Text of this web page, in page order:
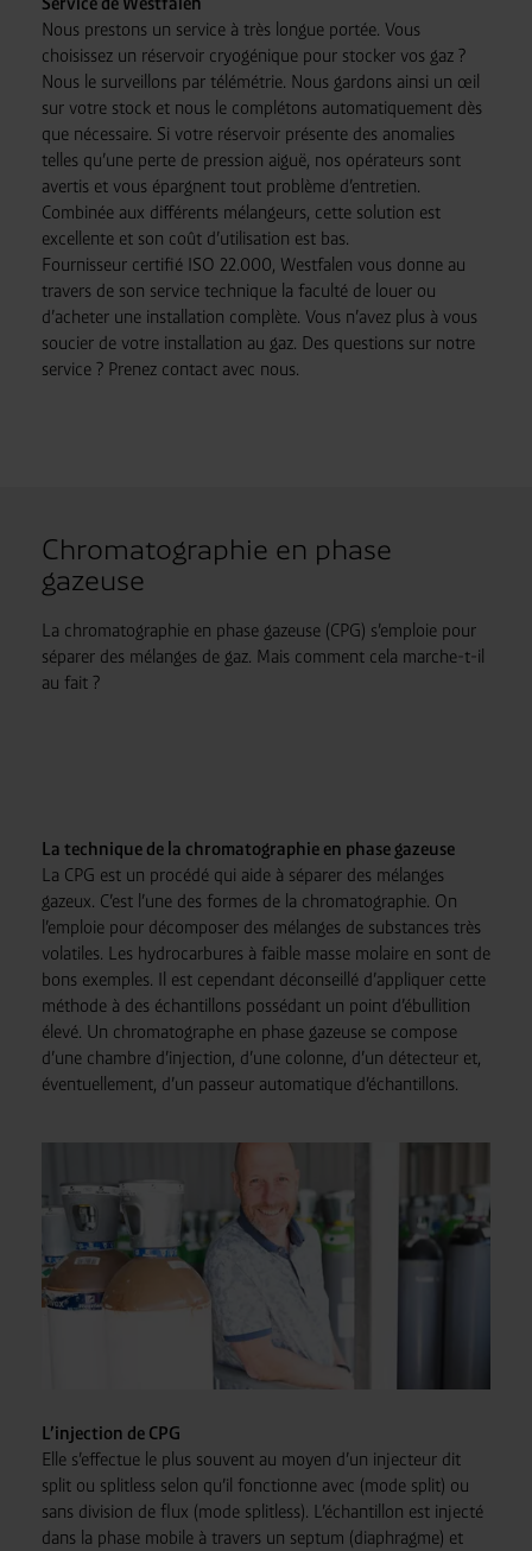
Nous prestons un service à très longue portée. Vous
choisissez un réservoir cryogénique pour stocker vos gaz ?
Nous le surveillons par télémétrie. Nous gardons ainsi un œil
sur votre stock et nous le complétons automatiquement dès
que nécessaire. Si votre réservoir présente des anomalies
telles qu’une perte de pression aiguë, nos opérateurs sont
avertis et vous épargnent tout problème d’entretien.
Combinée aux différents mélangeurs, cette solution est
excellente et son coût d’utilisation est bas.
Fournisseur certifié ISO 22.000, Westfalen vous donne au
travers de son service technique la faculté de louer ou
d’acheter une installation complète. Vous n’avez plus à vous
soucier de votre installation au gaz. Des questions sur notre
service ? Prenez contact avec nous.
Chromatographie en phase
gazeuse
La chromatographie en phase gazeuse (CPG) s’emploie pour
séparer des mélanges de gaz. Mais comment cela marche-t-il
au fait ?
La technique de la chromatographie en phase gazeuse
La CPG est un procédé qui aide à séparer des mélanges
gazeux. C’est l’une des formes de la chromatographie. On
l’emploie pour décomposer des mélanges de substances très
volatiles. Les hydrocarbures à faible masse molaire en sont de
bons exemples. Il est cependant déconseillé d’appliquer cette
méthode à des échantillons possédant un point d’ébullition
élevé. Un chromatographe en phase gazeuse se compose
d’une chambre d’injection, d’une colonne, d’un détecteur et,
éventuellement, d’un passeur automatique d’échantillons.
L’injection de CPG
Elle s’effectue le plus souvent au moyen d’un injecteur dit
split ou splitless selon qu’il fonctionne avec (mode split) ou
sans division de flux (mode splitless). L’échantillon est injecté
dans la phase mobile à travers un septum (diaphragme) et